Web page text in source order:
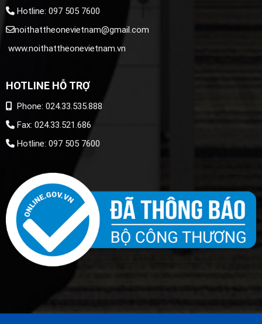
Hotline: 097 505 7600
noithattheonevietnam@gmail.com
www.noithattheonevietnam.vn
HOTLINE HỖ TRỢ
Phone: 024.33.535.888
Fax: 024.33.521.686
Hotline: 097 505 7600